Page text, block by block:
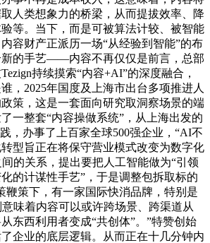
人类想象力的桥梁，从而提拔效率、降
等。当下，而是可被算法计较、被智能
容财产正派历一场“从经验到智能”的布
新的手艺——内容不再仅仅是前言，总部
持续摸索“内容+AI”的深度融合，
，2025年国度及上海市出台多项推进人
策，这是一套面向研究取洞察场景的端
一整套“内容操做系统”，从上海出发的
，办事了上百家全球500强企业，“AI不
型旨正在将保守营业模式改变为数字化
的关系，提出要把人工智能做为“引领
的计谋性手艺”，于是调整包拆取标的
鞭策下，有一家国际快消品牌，特别是
味着内容可以或许跨场景、跨渠道从
东西利用者变成“共创体”。”特赞创始
企业的底层逻辑。从而正在十几分钟内